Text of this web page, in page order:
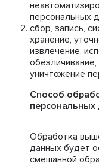
персональных
сбор, запись,
хранение,
извлечение,
уничтожение
Способ
персональных
Обработка
данных будет
смешанной